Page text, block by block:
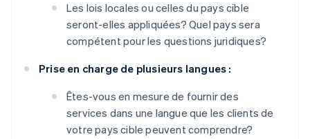
Les lois locales ou celles du pays cible
seront-elles appliquées? Quel pays sera
compétent pour les questions juridiques?
Prise en charge de plusieurs langues :
Êtes-vous en mesure de fournir des
services dans une langue que les clients de
votre pays cible peuvent comprendre?